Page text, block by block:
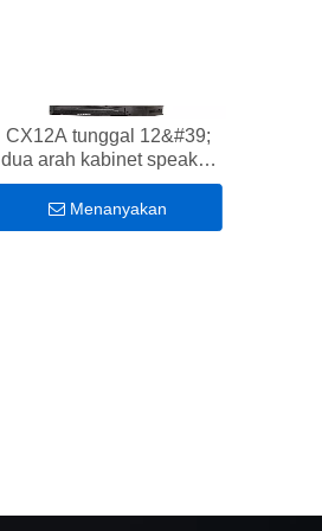
CX12A tunggal 12&#39;
dua arah kabinet speaker
lengkap
Menanyakan